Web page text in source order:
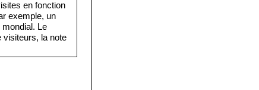
en fonction
exemple, un
mondial. Le
visiteurs, la note